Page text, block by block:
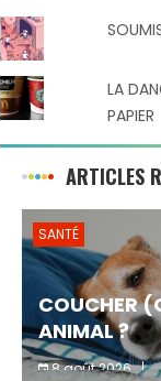
LA
PAPIER
ARTICLES
SANTÉ
COUCHER
ANIMAL ?
8 août 2026